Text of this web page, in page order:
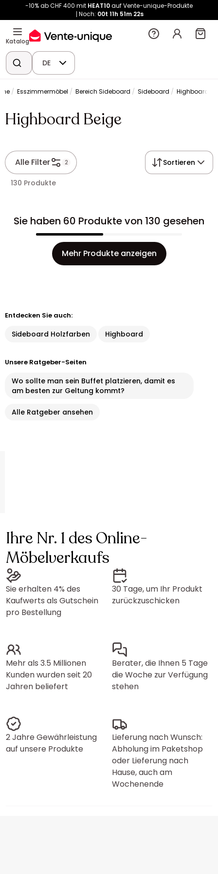
-10% ab CHF 400 mit HEAT10auf Vente-unique-Produkte
Noch: 00t 11h 51m 22s
Katalog
DE
Esszimmermöbel Bereich Sideboard Sideboard Highboard
Highboard Beige
Alle Filter 2 Sortieren
130 Produkte
Sie haben 60 Produkte von 130 gesehen
Mehr Produkte anzeigen
Entdecken Sie auch:
Sideboard Holzfarben Highboard
Unsere Ratgeber-Seiten
Wo sollte man sein Buffet platzieren, damit es
am besten zur Geltung kommt?
Alle Ratgeber ansehen
Ihre Nr. 1 des Online-
Möbelverkaufs
Sie erhalten 4% des
Kaufwerts als Gutschein
pro Bestellung
30 Tage, um Ihr Produkt
zurückzuschicken
Mehr als 3.5 Millionen
Kunden wurden seit 20
Jahren beliefert
Berater, die Ihnen 5 Tage
die Woche zur Verfügung
stehen
2 Jahre Gewährleistung
auf unsere Produkte
Lieferung nach Wunsch:
Abholung im Paketshop
oder Lieferung nach
Hause, auch am
Wochenende